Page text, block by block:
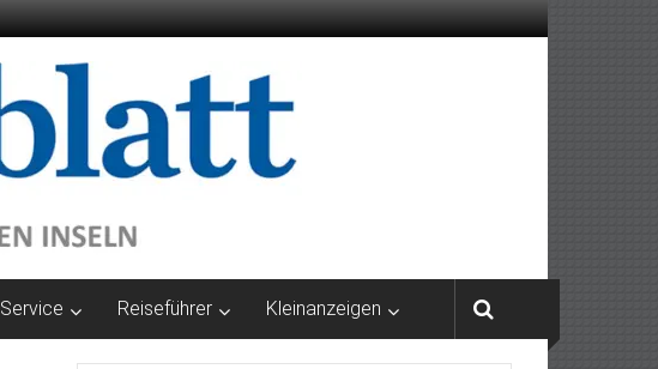
Service Reiseführer Kleinanzeigen